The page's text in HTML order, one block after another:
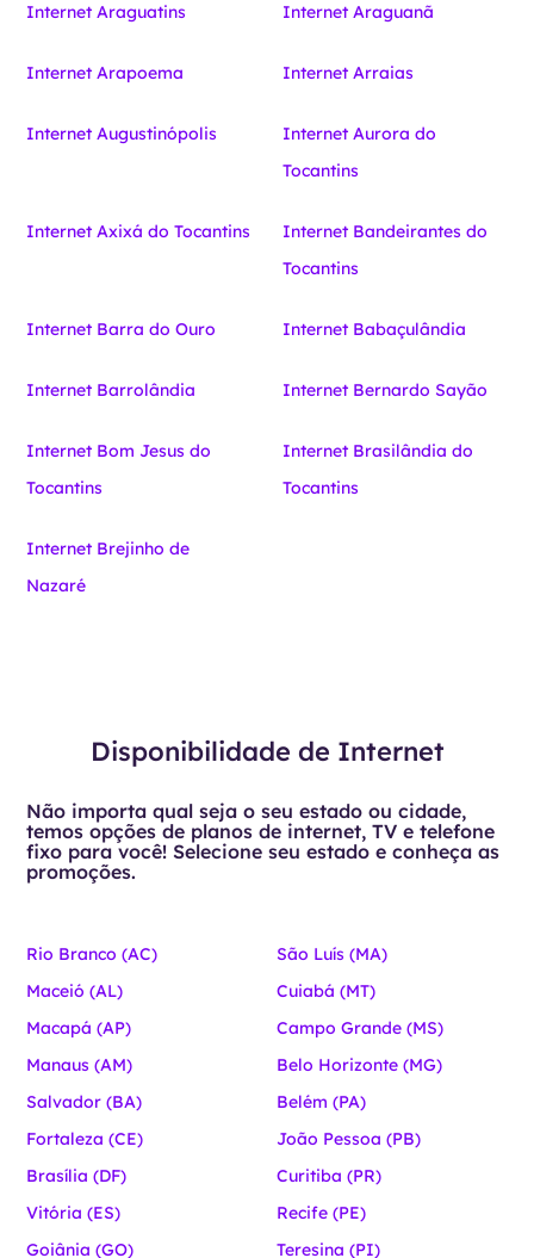
Internet Araguatins Internet Araguanã
Internet Arapoema Internet Arraias
Internet Augustinópolis
Internet Aurora do
Tocantins
Internet Axixá do Tocantins
Internet Bandeirantes do
Tocantins
Internet Barra do Ouro Internet Babaçulândia
Internet Barrolândia Internet Bernardo Sayão
Internet Bom Jesus do
Tocantins
Internet Brasilândia do
Tocantins
Internet Brejinho de
Nazaré
Disponibilidade de Internet
Não importa qual seja o seu estado ou cidade,
temos opções de planos de internet, TV e telefone
fixo para você! Selecione seu estado e conheça as
promoções.
Rio Branco (AC)
Maceió (AL)
Macapá (AP)
Manaus (AM)
Salvador (BA)
Fortaleza (CE)
Brasília (DF)
Vitória (ES)
Goiânia (GO)
São Luís (MA)
Cuiabá (MT)
Campo Grande (MS)
Belo Horizonte (MG)
Belém (PA)
João Pessoa (PB)
Curitiba (PR)
Recife (PE)
Teresina (PI)